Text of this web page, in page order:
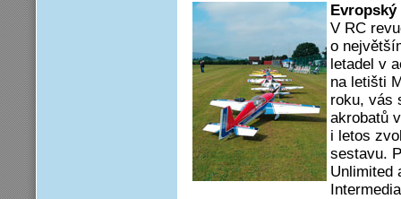
Evropský
V RC
o
letadel v
na letišti
roku, vás
akrobatů
i letos
sestavu.
Unlimited